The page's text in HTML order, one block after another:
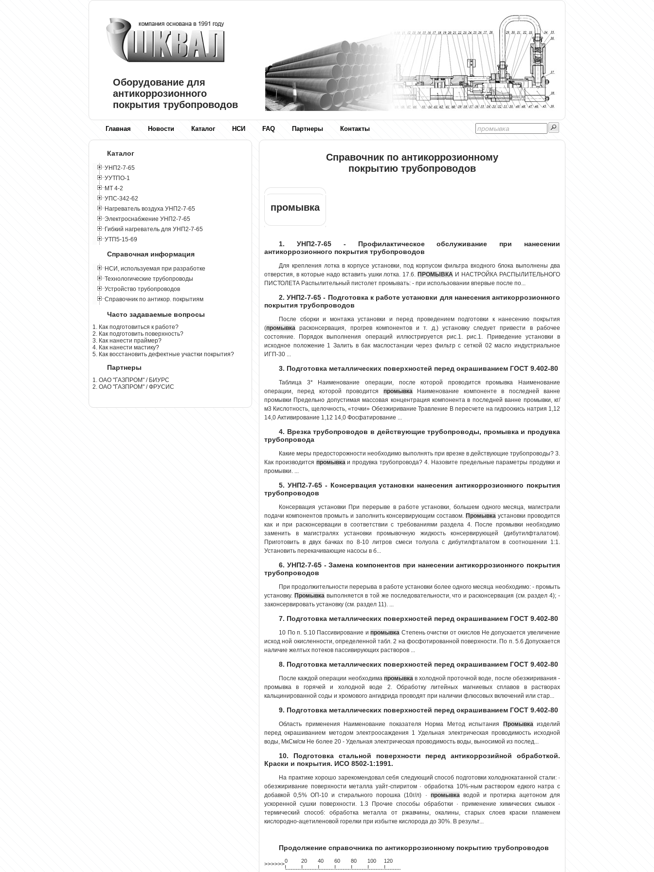
Оборудование для
антикоррозионного
покрытия трубопроводов
Главная Новости Каталог НСИ FAQ Партнеры Контакты
Справочник по антикоррозионному
покрытию трубопроводов
промывка
1. УНП2-7-65 - Профилактическое обслуживание при нанесении
антикоррозионного покрытия трубопроводов
Для крепления лотка в корпусе установки, под корпусом фильтра входного блока выполнены два
отверстия, в которые надо вставить ушки лотка. 17.6.ПРОМЫВКА И НАСТРОЙКА РАСПЫЛИТЕЛЬНОГО
ПИСТОЛЕТА Распылительный пистолет промывать: - при использовании впервые после по...
2. УНП2-7-65 - Подготовка к работе установки для нанесения антикоррозионного
покрытия трубопроводов
После сборки и монтажа установки и перед проведением подготовки к нанесению покрытия
(промывка расконсервация, прогрев компонентов и т. д.) установку следует привести в рабочее
состояние. Порядок выполнения операций иллюстрируется рис.1. рис.1. Приведение установки в
исходное положение 1 Залить в бак маслостанции через фильтр с сеткой 02 масло индустриальное
ИГП-30 ...
3. Подготовка металлических поверхностей перед окрашиванием ГОСТ 9.402-80
Таблица 3* Наименование операции, после которой проводится промывка Наименование
операции, перед которой проводится промывкаНаименование компоненте в последней ванне
промывки Предельно допустимая массовая концентрация компонента в последней ванне промывки, кг/
м3 Кислотность, щелочность, «точки» Обезжиривание Травление В пересчете на гидроокись натрия 1,12
14,0 Активирование 1,12 14,0 Фосфатирование ...
4. Врезка трубопроводов в действующие трубопроводы, промывка и продувка
трубопровода
Какие меры предосторожности необходимо выполнять при врезке в действующие трубопроводы? 3.
Как производится промывкаи продувка трубопровода? 4. Назовите предельные параметры продувки и
промывки. ...
5. УНП2-7-65 - Консервация установки нанесения антикоррозионного покрытия
трубопроводов
Консервация установки При перерыве в работе установки, большем одного месяца, магистрали
подачи компонентов промыть и заполнить консервирующим составом.Промывка установки проводится
как и при расконсервации в соответствии с требованиями раздела 4. После промывки необходимо
заменить в магистралях установки промывочную жидкость консервирующей (дибутилфталатом).
Приготовить в двух бачках по 8-10 литров смеси толуола с дибутилфталатом в соотношении 1:1.
Установить перекачивающие насосы в б...
6. УНП2-7-65 - Замена компонентов при нанесении антикоррозионного покрытия
трубопроводов
При продолжительности перерыва в работе установки более одного месяца необходимо: - промыть
установку. Промывкавыполняется в той же последовательности, что и расконсервация (см. раздел 4); -
законсервировать установку (см. раздел 11). ...
7. Подготовка металлических поверхностей перед окрашиванием ГОСТ 9.402-80
10 По п. 5.10 Пассивирование ипромывка Степень очистки от окислов Не допускается увеличение
исход ной окисленности, определенной табл. 2 на фосфотированной поверхности. По п. 5.6 Допускается
наличие желтых потеков пассивирующих растворов ...
8. Подготовка металлических поверхностей перед окрашиванием ГОСТ 9.402-80
После каждой операции необходима промывкав холодной проточной воде, после обезжиривания -
промывка в горячей и холодной воде 2. Обработку литейных магниевых сплавов в растворах
кальцинированной соды и хромового ангидрида проводят при наличии флюсовых включений или стар...
9. Подготовка металлических поверхностей перед окрашиванием ГОСТ 9.402-80
Область применения Наименование показателя Норма Метод испытания Промывкаизделий
перед окрашиванием методом электроосаждения 1 Удельная электрическая проводимость исходной
воды, МкСм/см Не более 20 - Удельная электрическая проводимость воды, выносимой из послед...
10. Подготовка стальной поверхности перед антикоррозийной обработкой.
Краски и покрытия. ИСО 8502-1:1991.
На практике хорошо зарекомендовал себя следующий способ подготовки холоднокатанной стали: ·
обезжиривание поверхности металла уайт-спиритом · обработка 10%-ным раствором едкого натра с
добавкой 0,5% ОП-10 и стирального порошка (10г/л) · промывкаводой и протирка ацетоном для
ускоренной сушки поверхности. 1.3 Прочие способы обработки · применение химических смывок ·
термический способ: обработка металла от ржавчины, окалины, старых слоев краски пламенем
кислородно-ацетиленовой горелки при избытке кислорода до 30%. В результ...
Продолжение справочника по антикоррозионному покрытию трубопроводов
>>>>>>0
!...................
20
!...................
40
!...................
60
!...................
80
!...................
100
!...................
120
!...................
Каталог
УНП2-7-65
УУТПО-1
МТ 4-2
УПС-342-62
Нагреватель воздуха УНП2-7-65
Электроснабжение УНП2-7-65
Гибкий нагреватель для УНП2-7-65
УТП5-15-69
Справочная информация
НСИ, используемая при разработке
Технологические трубопроводы
Устройство трубопроводов
Справочник по антикор. покрытиям
Часто задаваемые вопросы
1. Как подготовиться к работе?
2. Как подготовить поверхность?
3. Как нанести праймер?
4. Как нанести мастику?
5. Как восстановить дефектные участки покрытия?
Партнеры
1. ОАО "ГАЗПРОМ" / БИУРС
2. ОАО "ГАЗПРОМ" / ФРУСИС